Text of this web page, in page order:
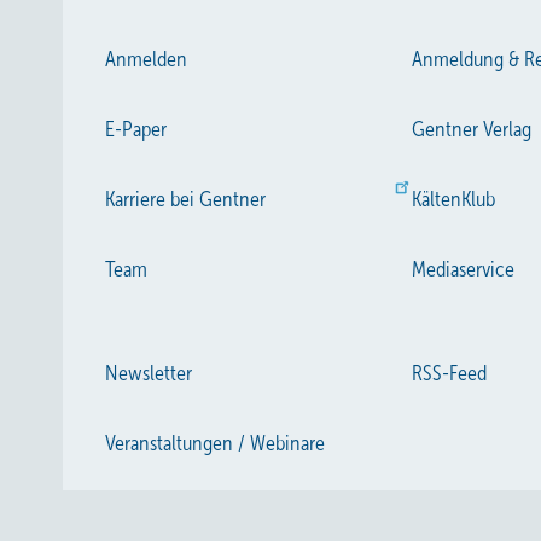
Anmelden Anmeldung &
E-Paper Gentner Verlag
Karriere bei Gentner KältenKlub
Team Mediaservice
Newsletter RSS-Feed
Veranstaltungen / Webinare